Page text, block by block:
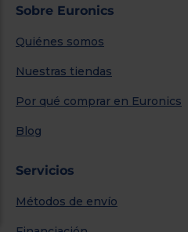
Sobre Euronics
Quiénes somos
Nuestras tiendas
Por qué comprar en Euronics
Blog
Servicios
Métodos de envío